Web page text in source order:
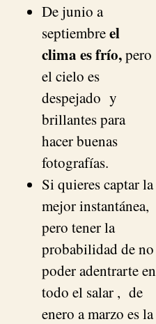
De junio a
septiembreel
clima es frío,pero
el cielo es
despejado y
brillantes para
hacer buenas
fotografías.
Si quieres captar la
mejor instantánea,
pero tener la
probabilidad de no
poder adentrarte en
todo el salar , de
enero a marzo es la